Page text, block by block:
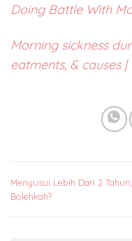
Doing Battle With
Morning sickness
eatments, & causes
Menyusui Lebih Dari 2 Tahun,
Bolehkah?